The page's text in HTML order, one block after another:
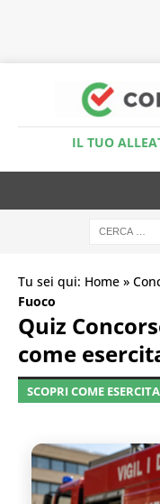
IL TUO
Tu sei qui: Home »
Fuoco
Quiz
come
SCOPRI COME